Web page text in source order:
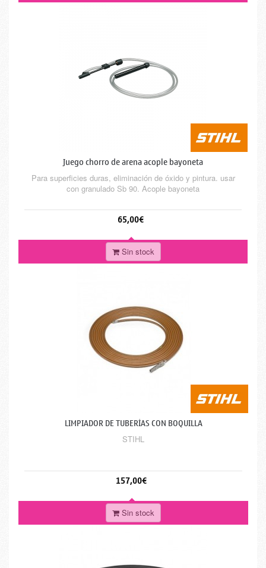
Juego chorro de arena acople bayoneta
Para superficies duras, eliminación de óxido y pintura. usar
con granulado Sb 90. Acople bayoneta
65,00€
Sin stock
LIMPIADOR DE TUBERÍAS CON BOQUILLA
STIHL
157,00€
Sin stock